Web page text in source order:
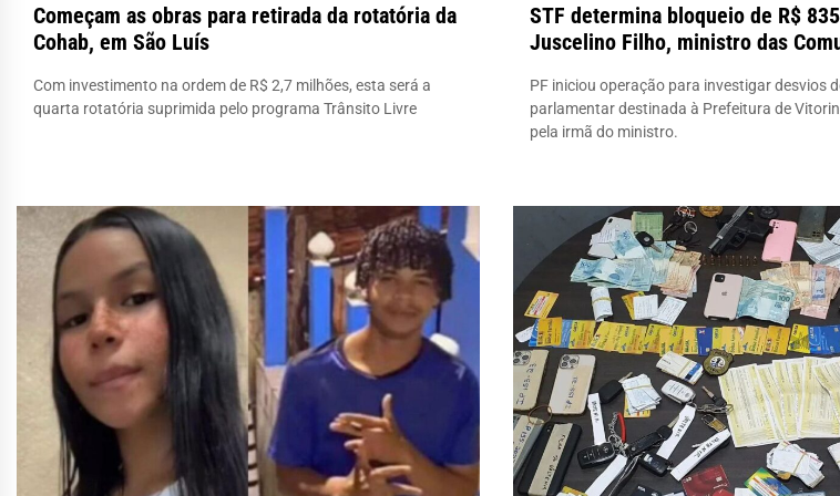
Começam as obras para retirada da rotatória da
Cohab, em São Luís
Com investimento na ordem de R$ 2,7 milhões, esta será a
quarta rotatória suprimida pelo programa Trânsito Livre
STF determina bloqueio de R$
Juscelino Filho, ministro das
PF iniciou operação para investigar desvios
parlamentar destinada à Prefeitura de
pela irmã do ministro.